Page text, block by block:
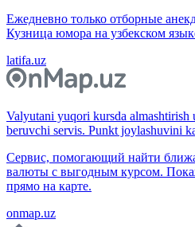
Ежедневно только отборные
Кузница юмора на узбекском
latifa.uz
Valyutani yuqori kursda
beruvchi servis. Punkt joylashuvini
Сервис, помогающий найти
валюты с выгодным курсом.
прямо на карте.
onmap.uz